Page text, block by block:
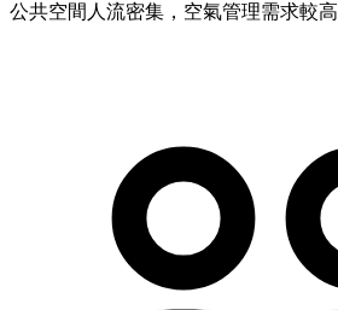
公共空間人流密集，空氣管理需求較高